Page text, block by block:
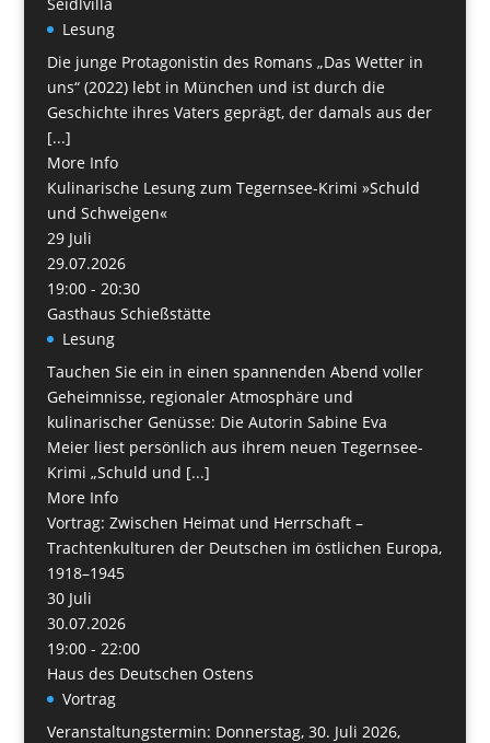
Lesung
Die junge Protagonistin des Romans „Das Wetter in
uns“ (2022) lebt in München und ist durch die
Geschichte ihres Vaters geprägt, der damals aus der
[...]
More Info
Kulinarische Lesung zum Tegernsee-Krimi »Schuld
und Schweigen«
29 Juli
29.07.2026
19:00 - 20:30
Gasthaus Schießstätte
Lesung
Tauchen Sie ein in einen spannenden Abend voller
Geheimnisse, regionaler Atmosphäre und
kulinarischer Genüsse: Die Autorin Sabine Eva
Meier liest persönlich aus ihrem neuen Tegernsee-
Krimi „Schuld und [...]
More Info
Vortrag: Zwischen Heimat und Herrschaft –
Trachtenkulturen der Deutschen im östlichen Europa,
1918–1945
30 Juli
30.07.2026
19:00 - 22:00
Haus des Deutschen Ostens
Vortrag
Veranstaltungstermin: Donnerstag, 30. Juli 2026,